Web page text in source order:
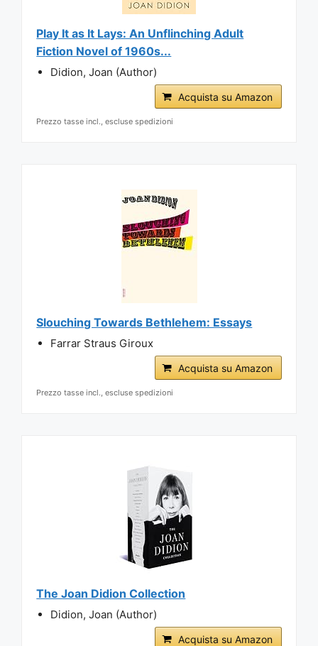
Play It as It Lays: An Unflinching Adult
Fiction Novel of 1960s...
Didion, Joan (Author)
Acquista su Amazon
Prezzo tasse incl., escluse spedizioni
Slouching Towards Bethlehem: Essays
Farrar Straus Giroux
Acquista su Amazon
Prezzo tasse incl., escluse spedizioni
The Joan Didion Collection
Didion, Joan (Author)
Acquista su Amazon